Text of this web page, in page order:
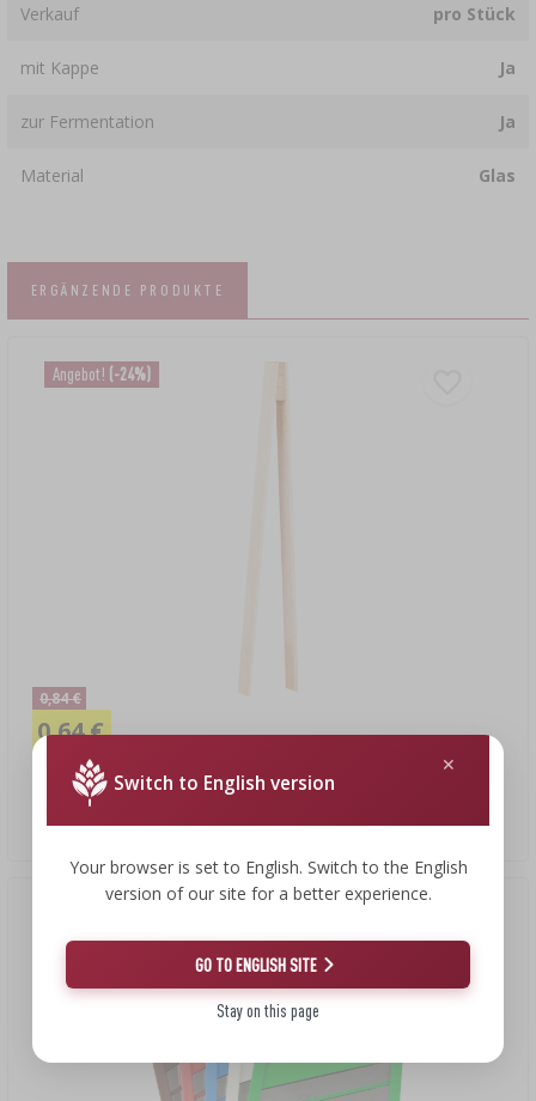
Verkauf pro Stück
mit Kappe Ja
zur Fermentation Ja
Material Glas
ERGÄNZENDE PRODUKTE
Angebot! (-24%)
Holz-Küchenzange 17 cm
0,84 €
0,64 €
0,64 EUR/Stck.
Switch to English version
Your browser is set to English. Switch to the English
version of our site for a better experience.
GO TO ENGLISH SITE
Stay on this page